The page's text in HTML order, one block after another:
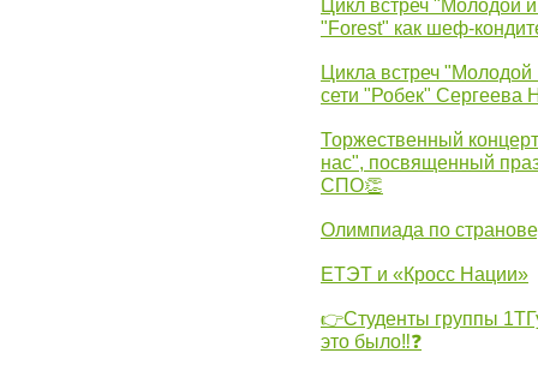
Цикл встреч "Молодой
"Forest" как шеф-
Цикла встреч
сети "Робек" Сергеева
Торжественный
нас", посвященный
СПО👏
Олимпиада по
ЕТЭТ и «Кросс Нации»
👉Студенты группы
это было‼❓